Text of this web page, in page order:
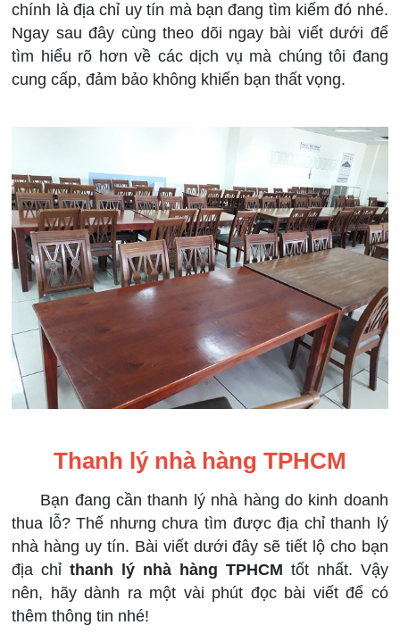
chính là địa chỉ uy tín mà bạn đang tìm kiếm đó nhé.
Ngay sau đây cùng theo dõi ngay bài viết dưới để
tìm hiểu rõ hơn về các dịch vụ mà chúng tôi đang
cung cấp, đảm bảo không khiến bạn thất vọng.
Thanh lý nhà hàng TPHCM
Bạn đang cần thanh lý nhà hàng do kinh doanh
thua lỗ? Thế nhưng chưa tìm được địa chỉ thanh lý
nhà hàng uy tín. Bài viết dưới đây sẽ tiết lộ cho bạn
địa chỉthanh lý nhà hàng TPHCM tốt nhất. Vậy
nên, hãy dành ra một vài phút đọc bài viết để có
thêm thông tin nhé!